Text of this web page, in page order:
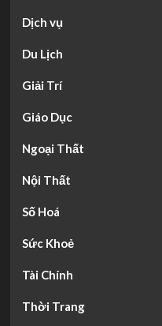
Dịch vụ
Du Lịch
Giải Trí
Giáo Dục
Ngoại Thất
Nội Thất
Số Hoá
Sức Khoẻ
Tài Chính
Thời Trang